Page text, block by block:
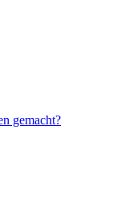
gemacht?